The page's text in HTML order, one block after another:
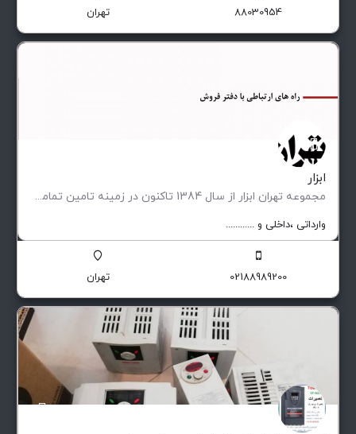
88030954 تهران
ابزار
مجموعه تهران ابزار از سال 1384 تاکنون در زمینه تامین تمامی تجهیزات مورد نیاز صنایع پیشران ، کارگاه ها…
وارداتی ،‌داخلی و ............
02188989200 تهران